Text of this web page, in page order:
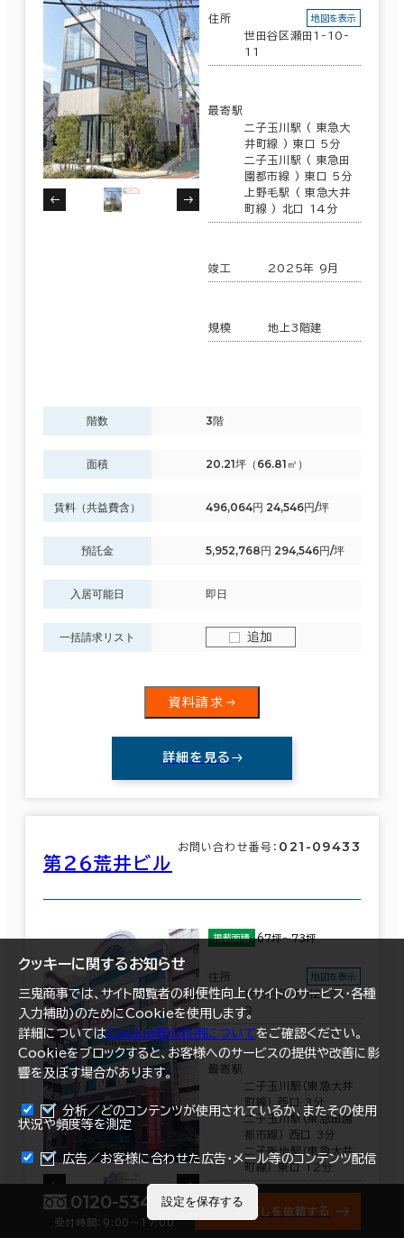
住所
世田谷区瀬田1-10-
11
地図を表示
最寄駅
二子玉川駅 ( 東急大
井町線 ) 東口 5分
二子玉川駅 ( 東急田
園都市線 ) 東口 5分
上野毛駅 ( 東急大井
町線 ) 北口 14分
竣工 2025年 9月
規模 地上3階建
階数 3階
面積 20.21坪（66.81㎡）
賃料（共益費含） 496,064円 24,546円/坪
預託金 5,952,768円 294,546円/坪
入居可能日 即日
一括請求リスト 追加
資料請求
詳細を見る
第２６荒井ビル
お問い合わせ番号： 021-09433
掲載面積 67坪～73坪
住所
世田谷区玉川2-24-
9
地図を表示
最寄駅
二子玉川駅(東急大井
町線) 西口 3分
二子玉川駅(東急田園
都市線) 西口 3分
二子新地駅(東急大井
町線) 東口 12分
まとめて資料請求
0120-534-011
受付時間：9:00〜17:00
オフィス探しを依頼する
クッキーに関するお知らせ
三鬼商事では、サイト閲覧者の利便性向上(サイトのサービス・各種
入力補助)のためにCookieを使用します。
詳細についてはCookie等の利用についてをご確認ください。
Cookieをブロックすると、お客様へのサービスの提供や改善に影
響を及ぼす場合があります。
分析／どのコンテンツが使用されているか、またその使用
状況や頻度等を測定
広告／お客様に合わせた広告・メール等のコンテンツ配信
設定を保存する